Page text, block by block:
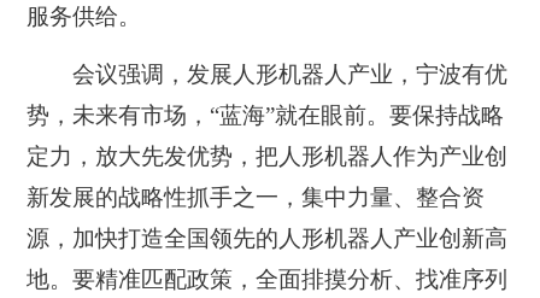
服务供给。
会议强调，发展人形机器人产业，宁波有优
势，未来有市场，“蓝海”就在眼前。要保持战略
定力，放大先发优势，把人形机器人作为产业创
新发展的战略性抓手之一，集中力量、整合资
源，加快打造全国领先的人形机器人产业创新高
地。要精准匹配政策，全面排摸分析、找准序列